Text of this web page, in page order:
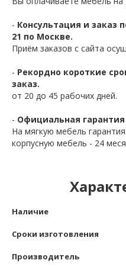
- Консультация и заказ
21 по Москве.
Приём заказов с сайта
- Рекордно короткие
заказ.
от 20 до 45 рабочих дней.
- Официальная
На мягкую мебель
корпусную мебель - 24
Наличие
Сроки изготовления
Производитель